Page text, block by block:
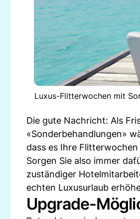
Luxus-Flitterwochen mit
Die gute Nachricht: Als
«Sonderbehandlungen»
dass es Ihre
Sorgen Sie also immer
zuständiger
echten Luxusurlaub
Upgrade-